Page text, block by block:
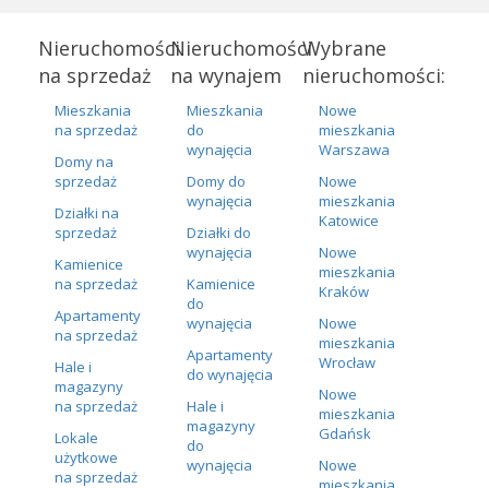
Nieruchomości
na sprzedaż
Mieszkania
na sprzedaż
Domy na
sprzedaż
Działki na
sprzedaż
Kamienice
na sprzedaż
Apartamenty
na sprzedaż
Hale i
magazyny
na sprzedaż
Lokale
użytkowe
na sprzedaż
Nieruchomości
na wynajem
Mieszkania
do
wynajęcia
Domy do
wynajęcia
Działki do
wynajęcia
Kamienice
do
wynajęcia
Apartamenty
do wynajęcia
Hale i
magazyny
do
wynajęcia
Wybrane
nieruchomości:
Nowe
mieszkania
Warszawa
Nowe
mieszkania
Katowice
Nowe
mieszkania
Kraków
Nowe
mieszkania
Wrocław
Nowe
mieszkania
Gdańsk
Nowe